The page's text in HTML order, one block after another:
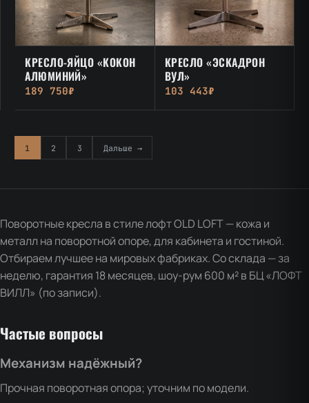
КРЕСЛО-ЯЙЦО «КОКОН
АЛЮМИНИЙ»
189 750₽
КРЕСЛО «ЭСКАДРОН
ВУЛ»
103 443₽
1 2 3 Дальше →
Поворотные кресла в стиле лофт OLD LOFT — кожа и
металл на поворотной опоре, для кабинета и гостиной.
Отбираем лучшее на мировых фабриках. Со склада — за
неделю, гарантия 18 месяцев, шоу-рум 600 м² в БЦ «ЛОФТ
ВИЛЛ» (по записи).
Частые вопросы
Механизм надёжный?
Прочная поворотная опора; уточним по модели.